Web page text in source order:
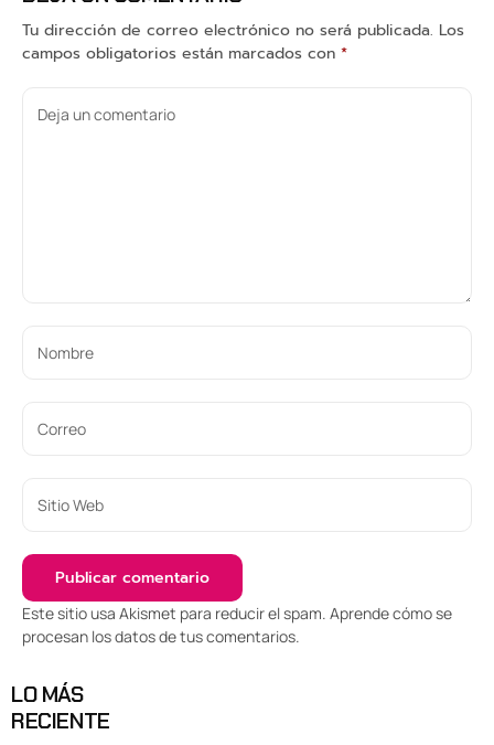
Tu dirección de correo electrónico no será publicada. Los
campos obligatorios están marcados con *
Este sitio usa Akismet para reducir el spam. Aprende cómo se
procesan los datos de tus comentarios.
LO MÁS
RECIENTE